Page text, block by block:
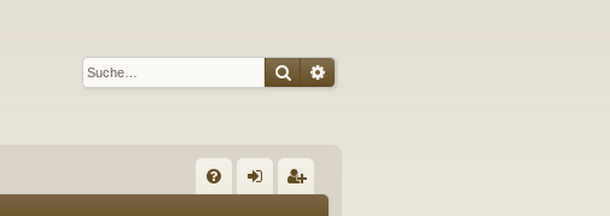
SucheErweiterte Suche